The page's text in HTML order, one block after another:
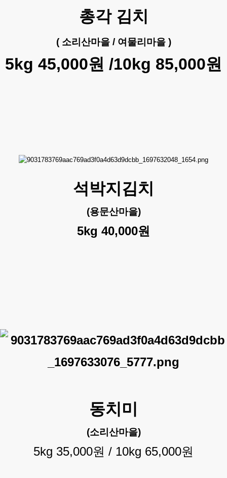
총각 김치
( 소리산마을 / 여물리마을 )
5kg 45,000원 /10kg 85,000원
석박지김치
(용문산마을)
5kg 40,000원
동치미
(소리산마을)
5kg 35,000원 / 10kg 65,000원